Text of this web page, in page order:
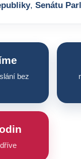
, Senátu
bez